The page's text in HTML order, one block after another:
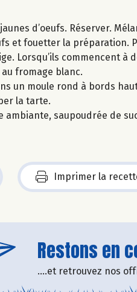
d’oeufs. Réserver.
et fouetter la préparation.
Lorsqu’ils commencent
fromage blanc.
un moule rond à bords
la tarte.
ambiante, saupoudrée de
Imprimer la
Restons en
....et retrouvez nos